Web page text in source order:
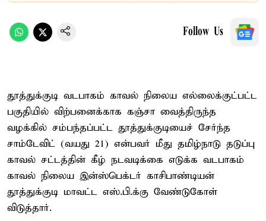
Follow Us
தூத்துக்குடி வடபாகம் காவல் நிலைய எல்லைக்குட்பட்ட
பகுதியில் விற்பனைக்காக கஞ்சா வைத்திருந்த
வழக்கில் சம்பந்தப்பட்ட தூத்துக்குடியைச் சேர்ந்த
சாம்டேவிட் (வயது 21) என்பவர் மீது தமிழ்நாடு தடுப்பு
காவல் சட்டத்தின் கீழ் நடவடிக்கை எடுக்க வடபாகம்
காவல் நிலைய இன்ஸ்பெக்டர் காசிபாண்டியன்
தூத்துக்குடி மாவட்ட எஸ்.பி.க்கு வேண்டுகோள்
விடுத்தார்.